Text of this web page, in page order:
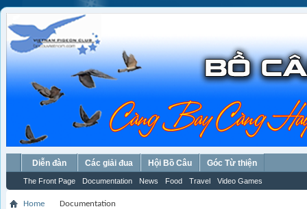
The Front Page Documentation News Food Travel Video Games
Diễn đàn Các giải đua Hội Bồ Câu Góc Từ thiện
Home Documentation